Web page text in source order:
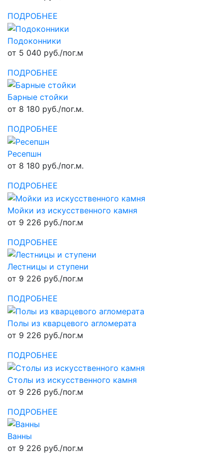
ПОДРОБНЕЕ
Подоконники
от 5 040 руб./пог.м
ПОДРОБНЕЕ
Барные стойки
от 8 180 руб./пог.м.
ПОДРОБНЕЕ
Ресепшн
от 8 180 руб./пог.м.
ПОДРОБНЕЕ
Мойки из искусственного камня
от 9 226 руб./пог.м
ПОДРОБНЕЕ
Лестницы и ступени
от 9 226 руб./пог.м
ПОДРОБНЕЕ
Полы из кварцевого агломерата
от 9 226 руб./пог.м
ПОДРОБНЕЕ
Столы из искусственного камня
от 9 226 руб./пог.м
ПОДРОБНЕЕ
Ванны
от 9 226 руб./пог.м